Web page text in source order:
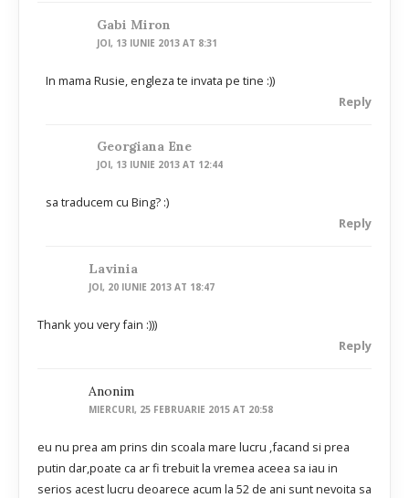
Gabi Miron
JOI, 13 IUNIE 2013 AT 8:31
In mama Rusie, engleza te invata pe tine :))
Reply
Georgiana Ene
JOI, 13 IUNIE 2013 AT 12:44
sa traducem cu Bing? :)
Reply
Lavinia
JOI, 20 IUNIE 2013 AT 18:47
Thank you very fain :)))
Reply
Anonim
MIERCURI, 25 FEBRUARIE 2015 AT 20:58
eu nu prea am prins din scoala mare lucru ,facand si prea
putin dar,poate ca ar fi trebuit la vremea aceea sa iau in
serios acest lucru deoarece acum la 52 de ani sunt nevoita sa